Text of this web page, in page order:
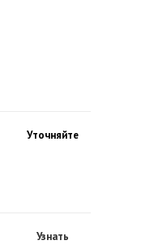
Уточняйте
Узнать